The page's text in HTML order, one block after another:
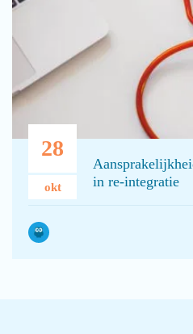
28
okt
in re-integratie